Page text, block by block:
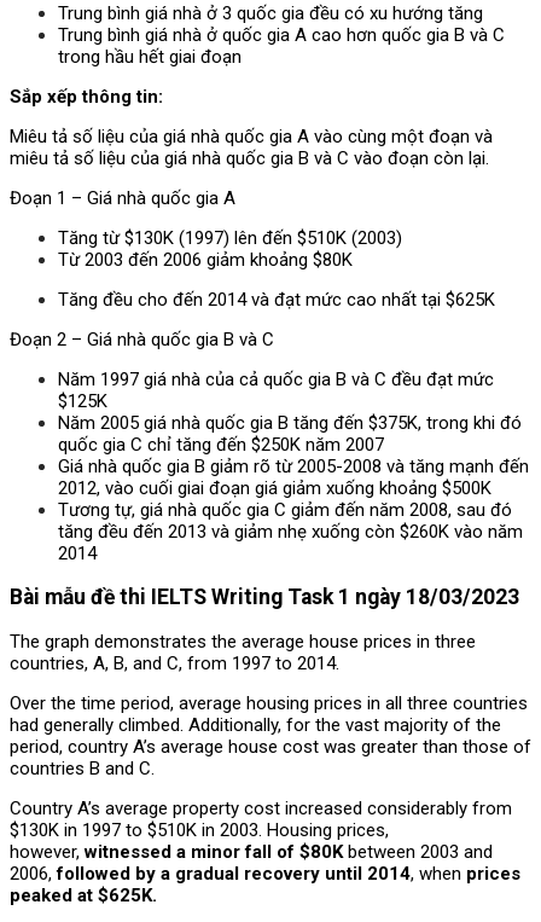
Trung bình giá nhà ở 3 quốc gia đều có xu hướng tăng
Trung bình giá nhà ở quốc gia A cao hơn quốc gia B và C
trong hầu hết giai đoạn
Sắp xếp thông tin:
Miêu tả số liệu của giá nhà quốc gia A vào cùng một đoạn và
miêu tả số liệu của giá nhà quốc gia B và C vào đoạn còn lại.
Đoạn 1 – Giá nhà quốc gia A
Tăng từ $130K (1997) lên đến $510K (2003)
Từ 2003 đến 2006 giảm khoảng $80K
Tăng đều cho đến 2014 và đạt mức cao nhất tại $625K
Đoạn 2 – Giá nhà quốc gia B và C
Năm 1997 giá nhà của cả quốc gia B và C đều đạt mức
$125K
Năm 2005 giá nhà quốc gia B tăng đến $375K, trong khi đó
quốc gia C chỉ tăng đến $250K năm 2007
Giá nhà quốc gia B giảm rõ từ 2005-2008 và tăng mạnh đến
2012, vào cuối giai đoạn giá giảm xuống khoảng $500K
Tương tự, giá nhà quốc gia C giảm đến năm 2008, sau đó
tăng đều đến 2013 và giảm nhẹ xuống còn $260K vào năm
2014
Bài mẫu đề thi IELTS Writing Task 1 ngày 18/03/2023
The graph demonstrates the average house prices in three
countries, A, B, and C, from 1997 to 2014.
Over the time period, average housing prices in all three countries
had generally climbed. Additionally, for the vast majority of the
period, country A’s average house cost was greater than those of
countries B and C.
Country A’s average property cost increased considerably from
$130K in 1997 to $510K in 2003. Housing prices,
however,witnessed a minor fall of $80Kbetween 2003 and
2006,followed by a gradual recovery until 2014, when prices
peaked at $625K.